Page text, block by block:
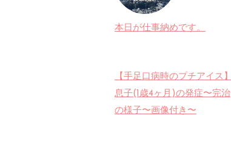
本日が仕事納めです。
【手足口病時のプチアイス】
息子(1歳4ヶ月)の発症〜完治
の様子〜画像付き〜